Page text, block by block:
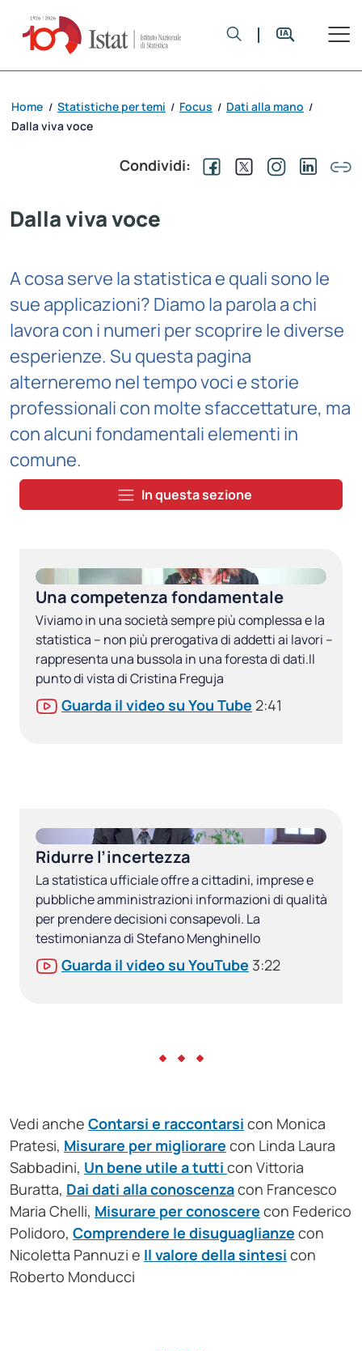
Home / Statistiche per temi / Focus / Dati alla mano /
Dalla viva voce
Condividi:
Dalla viva voce
A cosa serve la statistica e quali sono le
sue applicazioni? Diamo la parola a chi
lavora con i numeri per scoprire le diverse
esperienze. Su questa pagina
alterneremo nel tempo voci e storie
professionali con molte sfaccettature, ma
con alcuni fondamentali elementi in
comune.
In questa sezione
Una competenza fondamentale
Viviamo in una società sempre più complessa e la
statistica – non più prerogativa di addetti ai lavori –
rappresenta una bussola in una foresta di dati.Il
punto di vista di Cristina Freguja
Guarda il video su You Tube 2:41
Ridurre l’incertezza
La statistica ufficiale offre a cittadini, imprese e
pubbliche amministrazioni informazioni di qualità
per prendere decisioni consapevoli. La
testimonianza di Stefano Menghinello
Guarda il video su YouTube 3:22
Vedi anche Contarsi e raccontarsi con Monica
Pratesi, Misurare per migliorare con Linda Laura
Sabbadini, Un bene utile a tutti con Vittoria
Buratta, Dai dati alla conoscenzacon Francesco
Maria Chelli, Misurare per conoscere con Federico
Polidoro, Comprendere le disuguaglianze con
Nicoletta Pannuzi e Il valore della sintesi con
Roberto Monducci